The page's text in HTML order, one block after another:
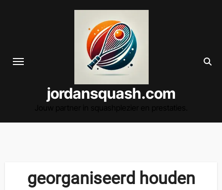
jordansquash.com
georganiseerd houden